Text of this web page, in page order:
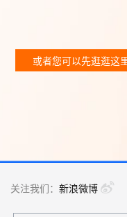
或者您可以先逛逛这